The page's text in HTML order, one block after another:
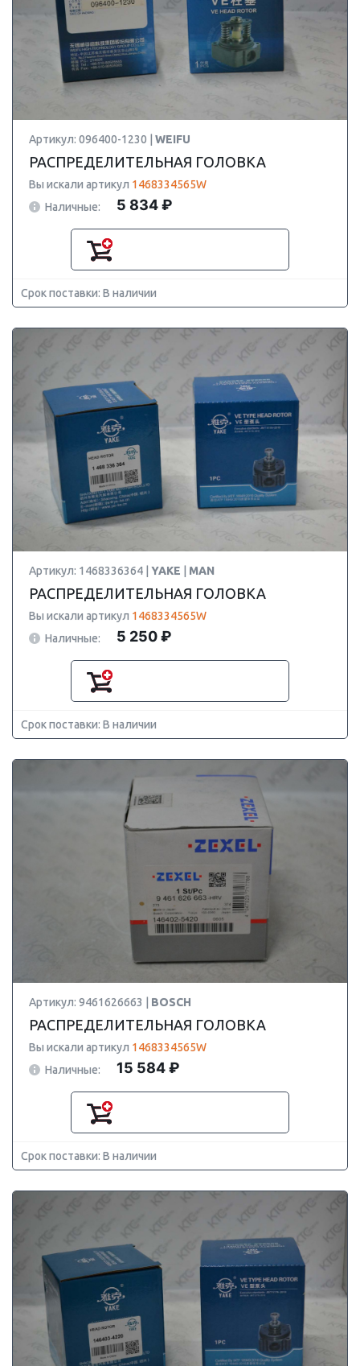
Артикул: 096400-1230 | WEIFU
РАСПРЕДЕЛИТЕЛЬНАЯ ГОЛОВКА
Вы искали артикул 1468334565W
Наличные:
5 834 ₽
Срок поставки: В наличии
Артикул: 1468336364 | YAKE MAN
РАСПРЕДЕЛИТЕЛЬНАЯ ГОЛОВКА
Вы искали артикул 1468334565W
Наличные:
5 250 ₽
Срок поставки: В наличии
Артикул: 9461626663 | BOSCH
РАСПРЕДЕЛИТЕЛЬНАЯ ГОЛОВКА
Вы искали артикул 1468334565W
Наличные:
15 584 ₽
Срок поставки: В наличии